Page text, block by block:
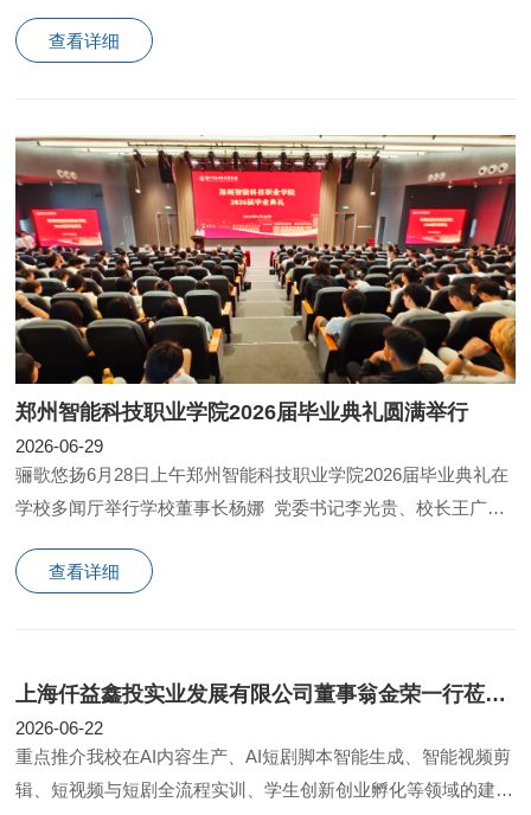
查看详细
郑州智能科技职业学院2026届毕业典礼圆满举行
2026-06-29
骊歌悠扬6月28日上午郑州智能科技职业学院2026届毕业典礼在
学校多闻厅举行学校董事长杨娜 党委书记李光贵、校长王广国
查看详细
上海仟益鑫投实业发展有限公司董事翁金荣一行莅临我校参观交流
2026-06-22
重点推介我校在AI内容生产、AI短剧脚本智能生成、智能视频剪
辑、短视频与短剧全流程实训、学生创新创业孵化等领域的建设